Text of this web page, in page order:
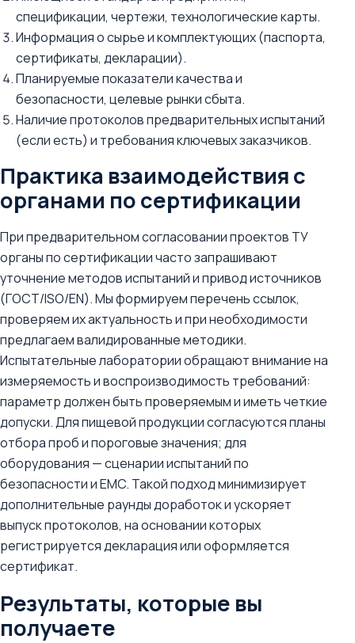
спецификации, чертежи, технологические карты.
Информация о сырье и комплектующих (паспорта,
сертификаты, декларации).
Планируемые показатели качества и
безопасности, целевые рынки сбыта.
Наличие протоколов предварительных испытаний
(если есть) и требования ключевых заказчиков.
Практика взаимодействия с
органами по сертификации
При предварительном согласовании проектов ТУ
органы по сертификации часто запрашивают
уточнение методов испытаний и привод источников
(ГОСТ/ISO/EN). Мы формируем перечень ссылок,
проверяем их актуальность и при необходимости
предлагаем валидированные методики.
Испытательные лаборатории обращают внимание на
измеряемость и воспроизводимость требований:
параметр должен быть проверяемым и иметь четкие
допуски. Для пищевой продукции согласуются планы
отбора проб и пороговые значения; для
оборудования — сценарии испытаний по
безопасности и EMC. Такой подход минимизирует
дополнительные раунды доработок и ускоряет
выпуск протоколов, на основании которых
регистрируется декларация или оформляется
сертификат.
Результаты, которые вы
получаете